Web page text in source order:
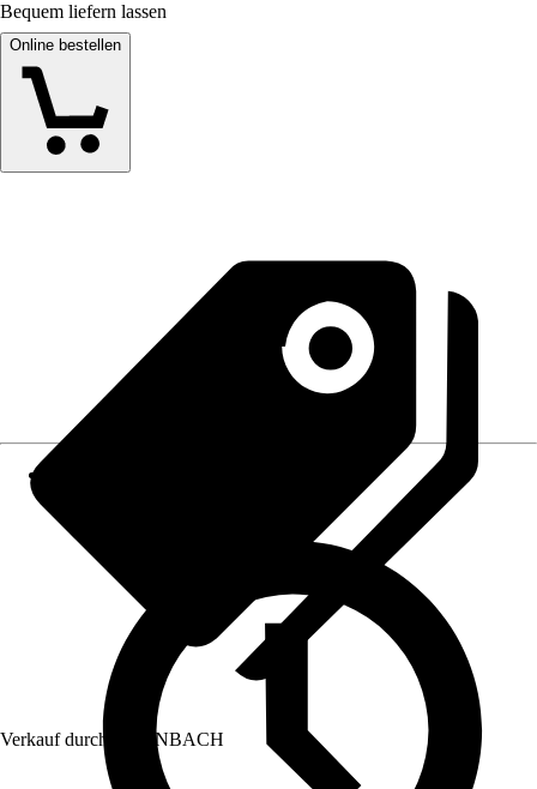
Bequem liefern lassen
Online bestellen
Verkauf durch: HORNBACH